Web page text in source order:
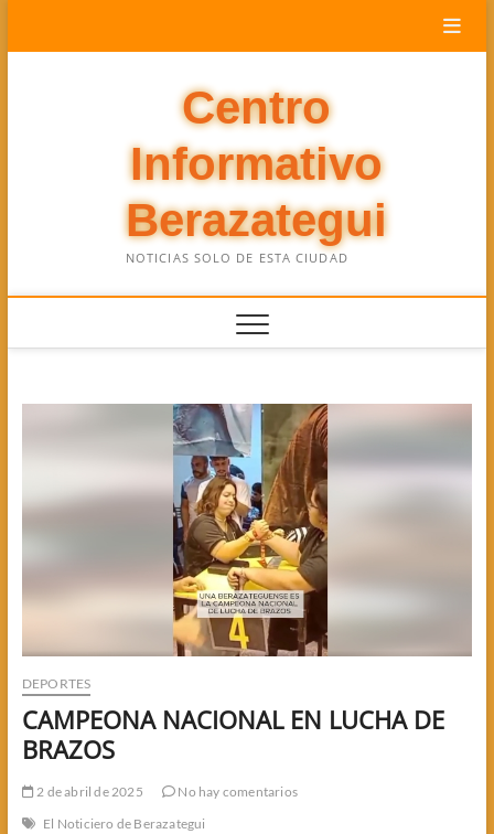
Centro
Informativo
Berazategui
NOTICIAS SOLO DE ESTA CIUDAD
DEPORTES
CAMPEONA NACIONAL EN LUCHA DE
BRAZOS
2 de abril de 2025
No hay comentarios
El Noticiero de Berazategui